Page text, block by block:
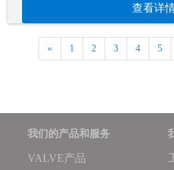
查看详
« 1 2 3 4 5
我们的产品和服务
VALVE产品